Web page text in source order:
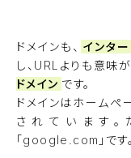
ドメインも、 インタ
し、URLよりも意味が
ドメイン です。
ドメインはホームペ
されています。
「google.com」です。